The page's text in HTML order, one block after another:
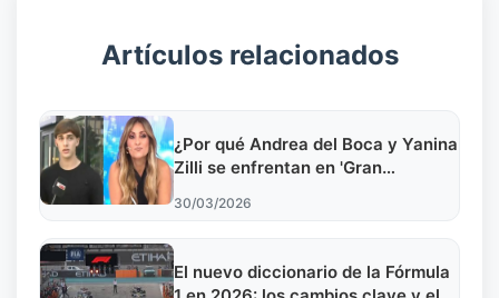
Artículos relacionados
¿Por qué Andrea del Boca y Yanina
Zilli se enfrentan en 'Gran
30/03/2026
El nuevo diccionario de la Fórmula